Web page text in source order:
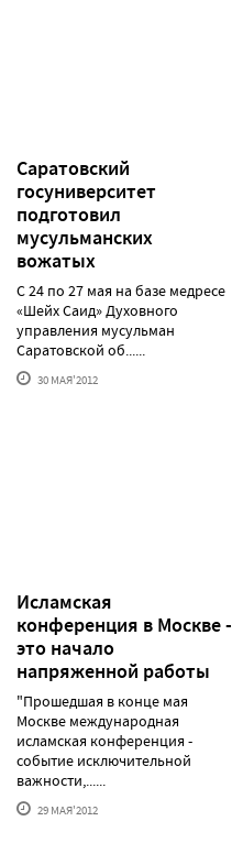
Саратовский
госуниверситет
подготовил
мусульманских
вожатых
С 24 по 27 мая на базе медресе
«Шейх Саид» Духовного
управления мусульман
Саратовской об......
30 МАЯ'2012
Исламская
конференция в Москве -
это начало
напряженной работы
"Прошедшая в конце мая
Москве международная
исламская конференция -
событие исключительной
важности,......
29 МАЯ'2012